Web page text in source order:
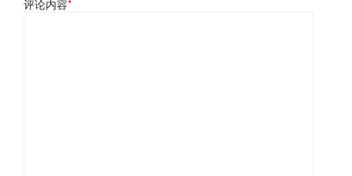
评论内容*